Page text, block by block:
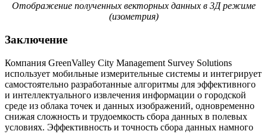
Отображение полученных векторных данных в 3Д режиме
(изометрия)
Заключение
Компания GreenValley City Management Survey Solutions
использует мобильные измерительные системы и интегрирует
самостоятельно разработанные алгоритмы для эффективного
и интеллектуального извлечения информации о городской
среде из облака точек и данных изображений, одновременно
снижая сложность и трудоемкость сбора данных в полевых
условиях. Эффективность и точность сбора данных намного